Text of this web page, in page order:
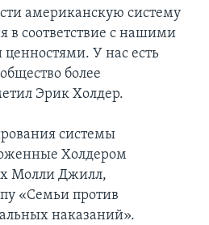
американскую систему
в соответствие с нашими
У нас есть
более
Эрик Холдер.
системы
Холдером
Молли Джилл,
«Семьи против
наказаний».